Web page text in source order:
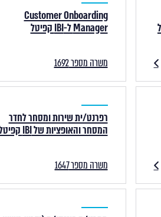
Customer Onboarding
Manager ל-IBI קפיטל
משרה מספר 1692
רפרנט/ית שירות ומסחר לחדר
המסחר והאופציות של IBI קפיטל
משרה מספר 1647